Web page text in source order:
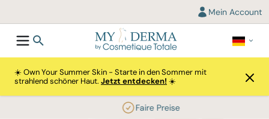
Mein Account
☀️ Own Your Summer Skin - Starte in den Sommer mit
strahlend schöner Haut. Jetzt entdecken! ☀️
Faire Preise